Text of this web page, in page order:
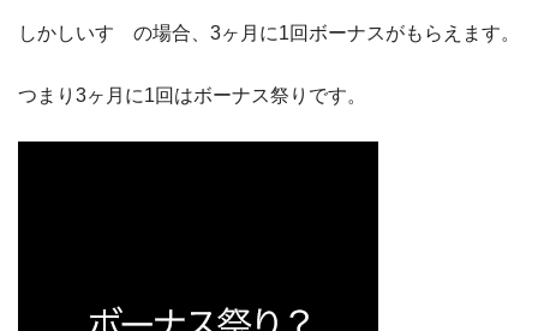
しかしいすゞの場合、3ヶ月に1回ボーナスがもらえます。
つまり3ヶ月に1回はボーナス祭りです。